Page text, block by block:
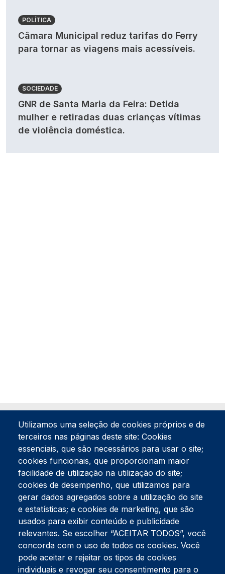
POLÍTICA
Câmara Municipal reduz tarifas do Ferry
para tornar as viagens mais acessíveis.
SOCIEDADE
GNR de Santa Maria da Feira: Detida
mulher e retiradas duas crianças vítimas
de violência doméstica.
Tel:234 390 100Fax:234 390 100
Endereço Postal
Apartado 42
Rua Gil Eanes 31
3834-908 Gafanha da Nazaré
Estúdios
Rua Prior Guerra
Edifício do Centro Cultural da Gafanha da Nazaré
Utilizamos uma seleção de cookies próprios e de
terceiros nas páginas deste site: Cookies
essenciais, que são necessários para usar o site;
cookies funcionais, que proporcionam maior
facilidade de utilização na utilização do site;
cookies de desempenho, que utilizamos para
gerar dados agregados sobre a utilização do site
e estatísticas; e cookies de marketing, que são
usados para exibir conteúdo e publicidade
relevantes. Se escolher “ACEITAR TODOS”, você
concorda com o uso de todos os cookies. Você
pode aceitar e rejeitar os tipos de cookies
individuais e revogar seu consentimento para o